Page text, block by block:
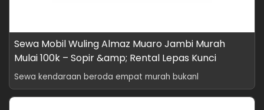
Sewa Mobil Wuling Almaz Muaro Jambi Murah
Mulai 100k – Sopir &amp; Rental Lepas Kunci
Sewa kendaraan beroda empat murah bukanl